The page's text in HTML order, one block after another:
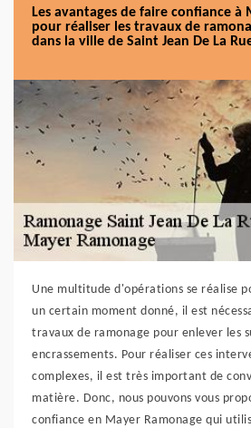
Les avantages de faire confiance à
pour réaliser les travaux de
dans la ville de Saint Jean De La
Une multitude d'opérations se réalise
un certain moment donné, il est
travaux de ramonage pour enlever les
encrassements. Pour réaliser ces
complexes, il est très important de
matière. Donc, nous pouvons vous
confiance en Mayer Ramonage qui